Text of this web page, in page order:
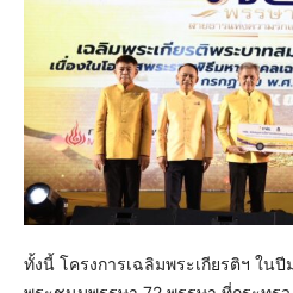
ทั้งนี้ โครงการเฉลิมพระเกียรติฯ ใน